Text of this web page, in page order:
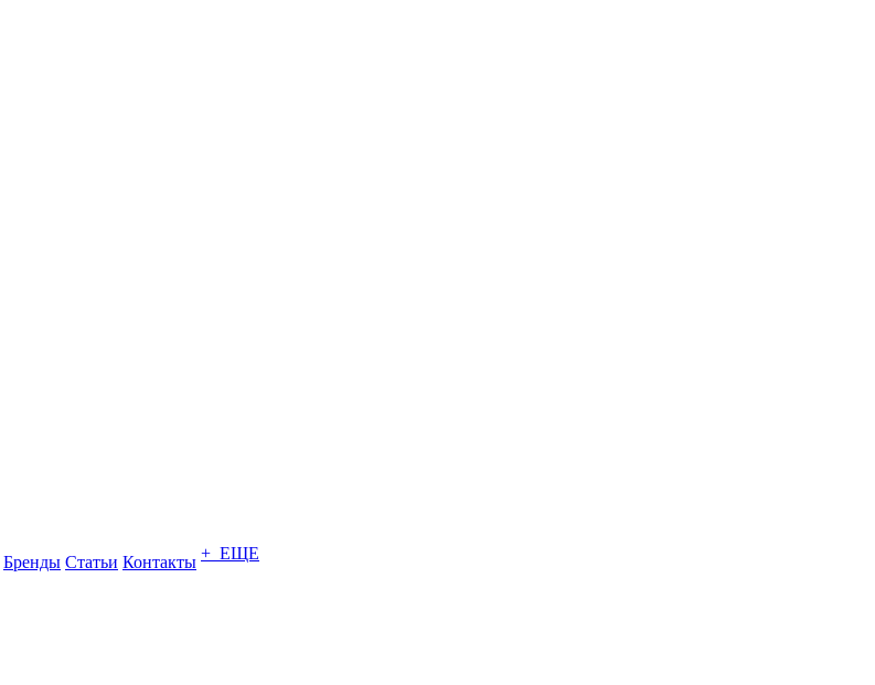
Бренды Статьи Контакты + ЕЩЕ